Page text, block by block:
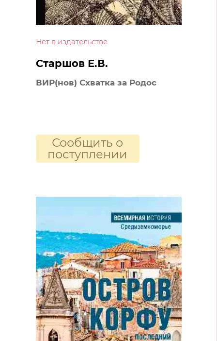
Нет в издательстве
Старшов Е.В.
ВИР(нов) Схватка за Родос
Сообщить о
поступлении